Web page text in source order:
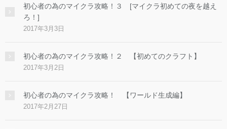
初心者の為のマイクラ攻略！３ [マイクラ初めての夜を越え
ろ！]
2017年3月3日
初心者の為のマイクラ攻略！２ 【初めてのクラフト】
2017年3月2日
初心者の為のマイクラ攻略！ 【ワールド生成編】
2017年2月27日